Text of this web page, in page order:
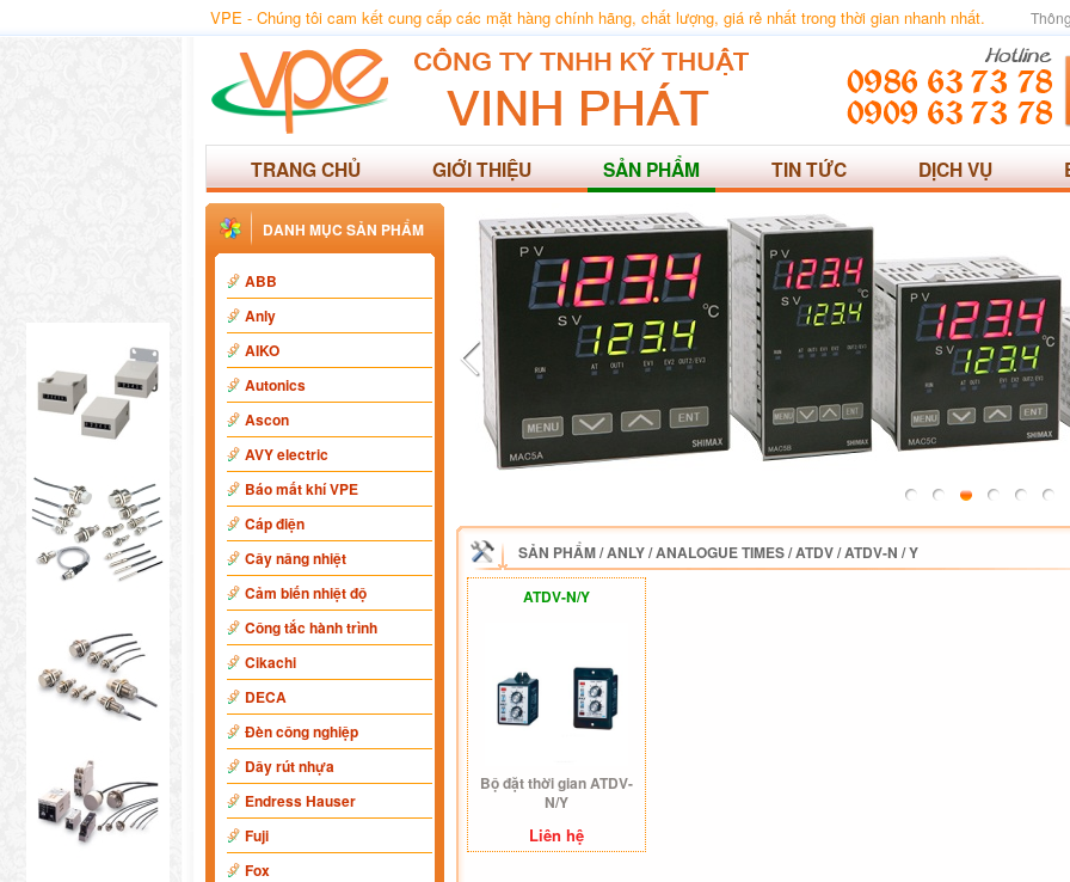
VPE - Chúng tôi cam kết cung cấp các mặt hàng chính hãng, chất lượng, giá rẻ nhất trong thời gian nhanh nhất.
TRANG CHỦ GIỚI THIỆU SẢN PHẨM TIN TỨC DỊCH VỤ
DANH MỤC SẢN PHẨM
ABB
Anly
AIKO
Autonics
Ascon
AVY electric
Báo mất khí VPE
Cáp điện
Cây nâng nhiệt
Cảm biến nhiệt độ
Công tắc hành trình
Cikachi
DECA
Đèn công nghiệp
Dây rút nhựa
Endress Hauser
Fuji
Fox
SẢN PHẨM/ANLY/ANALOGUE TIMES/ATDV/ATDV-N / Y
ATDV-N/Y
Bộ đặt thời gian ATDV-
N/Y
Liên hệ